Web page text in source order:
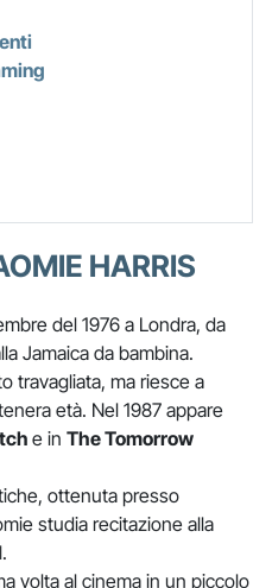
HARRIS
del 1976 a Londra, da
Jamaica da bambina.
travagliata, ma riesce a
età. Nel 1987 appare
e in The Tomorrow
ottenuta presso
studia recitazione alla
volta al cinema in un piccolo